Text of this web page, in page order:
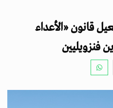
قانون «الأعداء
فنزويليين